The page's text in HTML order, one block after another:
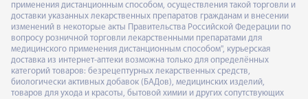
применения дистанционным способом, осуществления такой торговли и
доставки указанных лекарственных препаратов гражданам и внесении
изменений в некоторые акты Правительства Российской Федерации по
вопросу розничной торговли лекарственными препаратами для
медицинского применения дистанционным способом", курьерская
доставка из интернет-аптеки возможна только для определённых
категорий товаров: безрецептурных лекарственных средств,
биологически активных добавок (БАДов), медицинских изделий,
товаров для ухода и красоты, бытовой химии и других сопутствующих